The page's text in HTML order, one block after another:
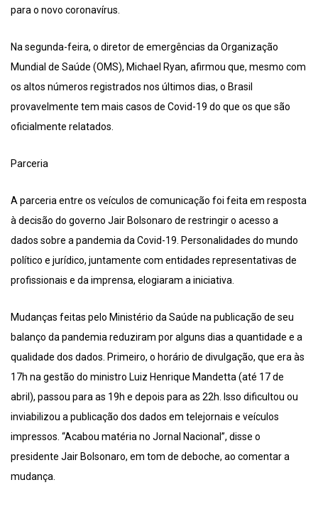
para o novo coronavírus.
Na segunda-feira, o diretor de emergências da Organização
Mundial de Saúde (OMS), Michael Ryan, afirmou que, mesmo com
os altos números registrados nos últimos dias, o Brasil
provavelmente tem mais casos de Covid-19 do que os que são
oficialmente relatados.
Parceria
A parceria entre os veículos de comunicação foi feita em resposta
à decisão do governo Jair Bolsonaro de restringir o acesso a
dados sobre a pandemia da Covid-19. Personalidades do mundo
político e jurídico, juntamente com entidades representativas de
profissionais e da imprensa, elogiaram a iniciativa.
Mudanças feitas pelo Ministério da Saúde na publicação de seu
balanço da pandemia reduziram por alguns dias a quantidade e a
qualidade dos dados. Primeiro, o horário de divulgação, que era às
17h na gestão do ministro Luiz Henrique Mandetta (até 17 de
abril), passou para as 19h e depois para as 22h. Isso dificultou ou
inviabilizou a publicação dos dados em telejornais e veículos
impressos. “Acabou matéria no Jornal Nacional”, disse o
presidente Jair Bolsonaro, em tom de deboche, ao comentar a
mudança.